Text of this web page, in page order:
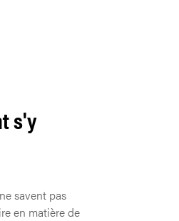
s'y
savent pas
en matière de